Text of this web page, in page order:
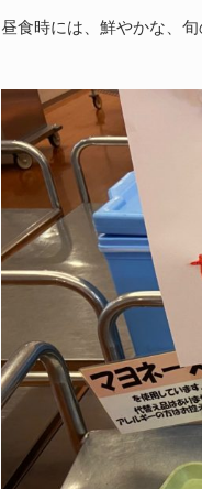
昼食時には、鮮やかな、